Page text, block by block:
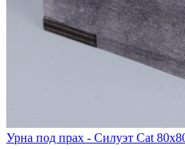
Урна под прах - Силуэт Cat